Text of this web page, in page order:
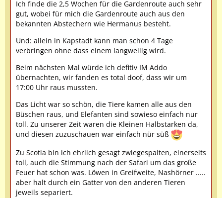
Ich finde die 2,5 Wochen für die Gardenroute auch sehr
gut, wobei für mich die Gardenroute auch aus den
bekannten Abstechern wie Hermanus besteht.
Und: allein in Kapstadt kann man schon 4 Tage
verbringen ohne dass einem langweilig wird.
Beim nächsten Mal würde ich defitiv IM Addo
übernachten, wir fanden es total doof, dass wir um
17:00 Uhr raus mussten.
Das Licht war so schön, die Tiere kamen alle aus den
Büschen raus, und Elefanten sind sowieso einfach nur
toll. Zu unserer Zeit waren die Kleinen Halbstarken da,
und diesen zuzuschauen war einfach nür süß
Zu Scotia bin ich ehrlich gesagt zwiegespalten, einerseits
toll, auch die Stimmung nach der Safari um das große
Feuer hat schon was. Löwen in Greifweite, Nashörner .....
aber halt durch ein Gatter von den anderen Tieren
jeweils separiert.